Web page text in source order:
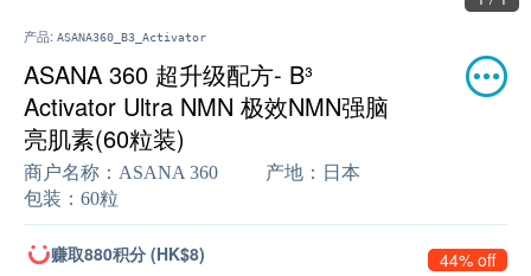
产品: ASANA360_B3_Activator
ASANA 360 超升级配方- B³
Activator Ultra NMN 极效NMN强脑
亮肌素(60粒装)
商户名称： ASANA 360 产地： 日本
包装： 60粒
赚取880积分 (HK$8) 44% off